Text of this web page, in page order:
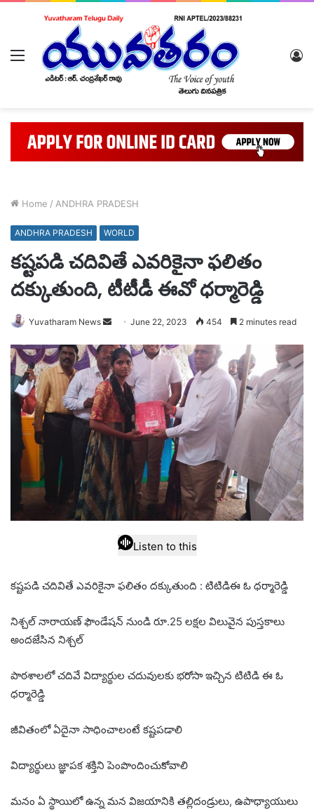
Menu
Home / ANDHRA PRADESH
ANDHRA PRADESH WORLD
కష్టపడి చదివితే ఎవరికైనా ఫలితం
దక్కుతుంది, టీటీడీ ఈవో ధర్మారెడ్డి
Yuvatharam News
Send
email
June 22, 2023 454 2 minutes read
Listen to this
కష్టపడి చదివితే ఎవరికైనా ఫలితం దక్కుతుంది : టిటిడిఈ ఓ ధర్మారెడ్డి
నిశ్చల్ నారాయణ్ ఫౌండేషన్ నుండి రూ.25 లక్షల విలువైన పుస్తకాలు
అందజేసిన నిశ్చల్
పాఠశాలలో చదివే విద్యార్థుల చదువులకు భరోసా ఇచ్చిన టిటిడి ఈ ఓ
ధర్మారెడ్డి
జీవితంలో ఏదైనా సాధించాలంటే కష్టపడాలి
విద్యార్థులు జ్ఞాపక శక్తిని పెంపొందించుకోవాలి
మనం ఏ స్థాయిలో ఉన్న మన విజయానికి తల్లిదండ్రులు, ఉపాధ్యాయులు